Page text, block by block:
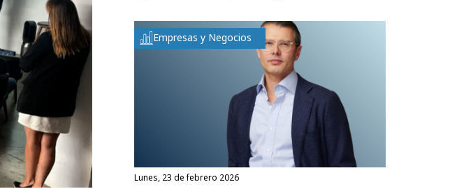
Empresas y Negocios
lunes, 23 de febrero 2026